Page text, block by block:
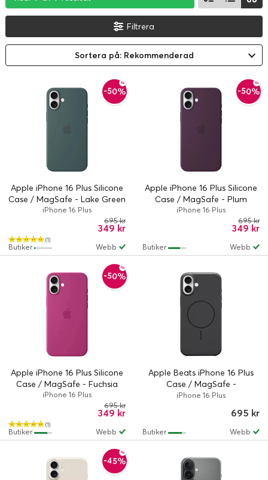
Filtrera
Sortera på: Rekommenderad
-50%
Apple iPhone 16 Plus Silicone
Case / MagSafe - Lake Green
iPhone 16 Plus
(1)
349 kr
695 kr
Webb
Butiker
-50%
Apple iPhone 16 Plus Silicone
Case / MagSafe - Plum
iPhone 16 Plus
349 kr
695 kr
Webb
Butiker
-50%
Apple iPhone 16 Plus Silicone
Case / MagSafe - Fuchsia
iPhone 16 Plus
(1)
349 kr
695 kr
Webb
Butiker
Apple Beats iPhone 16 Plus
Case / MagSafe -
Midnight Black
iPhone 16 Plus
695 kr
Webb
Butiker
-45%